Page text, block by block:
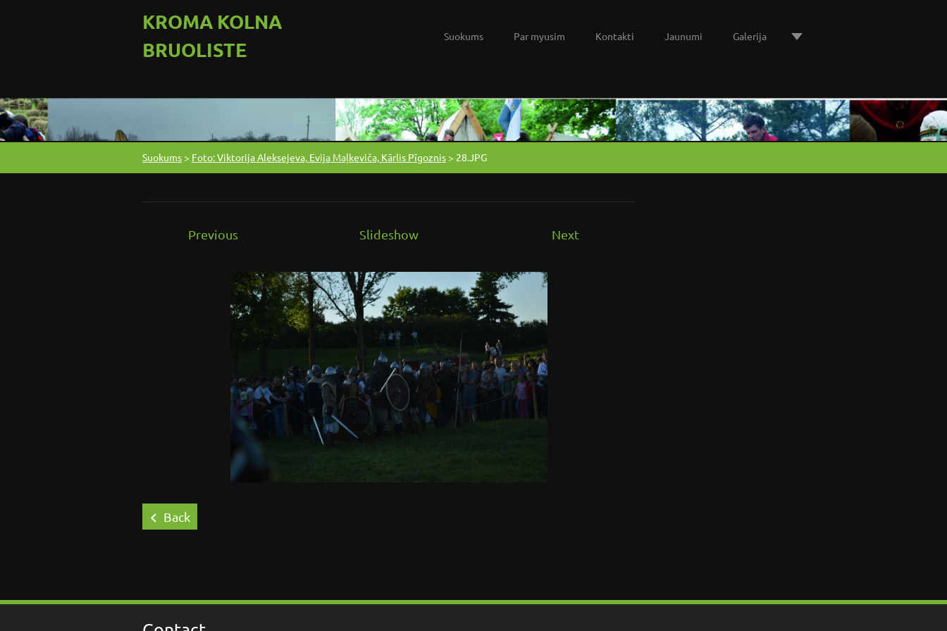
KROMA KOLNA
BRUOLISTE
Suokums Par myusim Kontakti Jaunumi Galerija
Suokums > Foto: Viktorija Aleksejeva, Evija Maļkeviča, Kārlis Pīgoznis > 28.JPG
Previous Slideshow Next
Back